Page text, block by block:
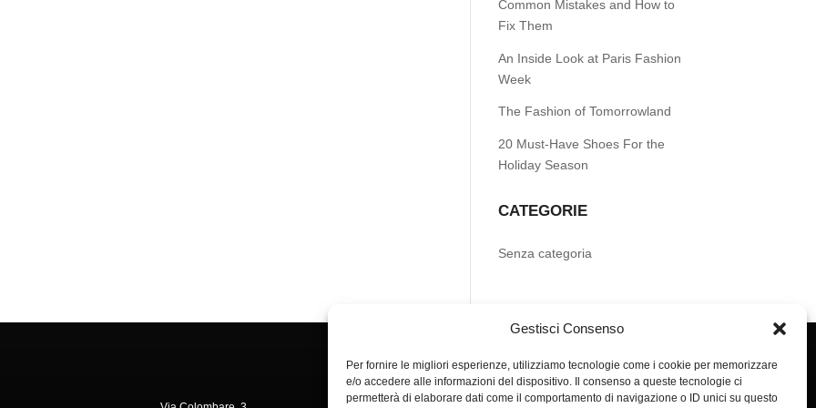
Gestisci Consenso
Per fornire le migliori esperienze, utilizziamo tecnologie come i cookie per memorizzare
e/o accedere alle informazioni del dispositivo. Il consenso a queste tecnologie ci
permetterà di elaborare dati come il comportamento di navigazione o ID unici su questo
Common Mistakes and How to
Fix Them
An Inside Look at Paris Fashion
Week
The Fashion of Tomorrowland
20 Must-Have Shoes For the
Holiday Season
CATEGORIE
Senza categoria